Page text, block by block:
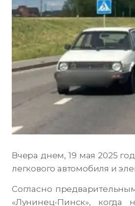
Вчера днем, 19 мая 2025
легкового автомобиля и
Согласно
«Лунинец-Пинск»,